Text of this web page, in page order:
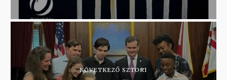
KÖVETKEZŐ SZTORI